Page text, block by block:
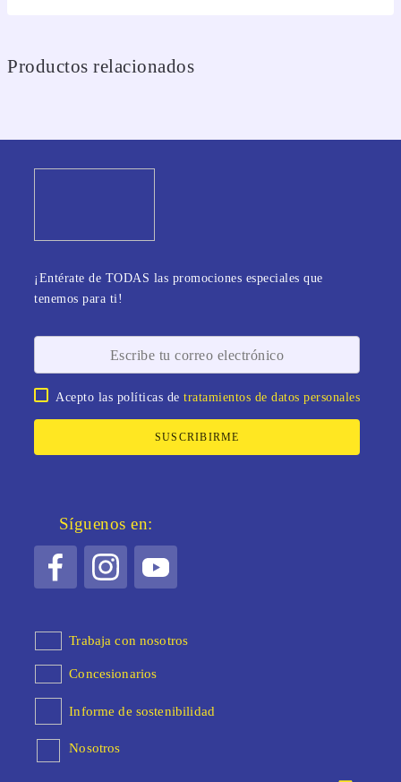
Productos relacionados
¡Entérate de TODAS las promociones especiales que
tenemos para ti!
Acepto las políticas detratamientos de datos personales
SUSCRIBIRME
Síguenos en:
Trabaja con nosotros
Concesionarios
Informe de sostenibilidad
Nosotros